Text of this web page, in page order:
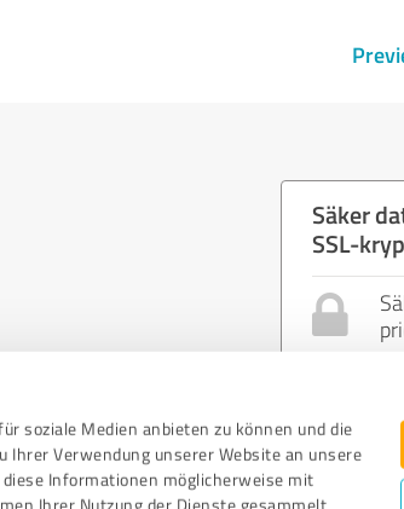
soziale Medien anbieten zu können und die
Verwendung unserer Website an unsere
Informationen möglicherweise mit
uppfylla
Säker
SSL-